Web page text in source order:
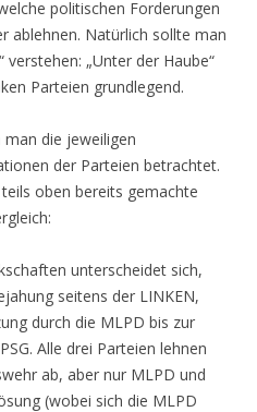
politischen Forderungen
ablehnen. Natürlich sollte man
verstehen: „Unter der Haube“
Parteien grundlegend.
die jeweiligen
der Parteien betrachtet.
oben bereits gemachte
unterscheidet sich,
seitens der LINKEN,
durch die MLPD bis zur
Alle drei Parteien lehnen
ab, aber nur MLPD und
(wobei sich die MLPD